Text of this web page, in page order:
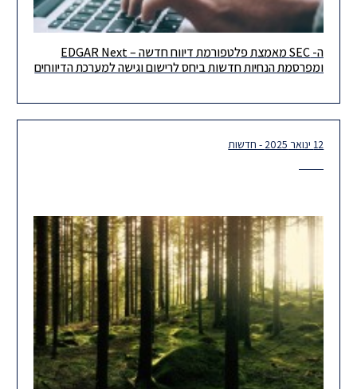
מה חדש? רשות ניירות הערך האמריקאית (ה- SEC) משיקה פלטפורמת
ה- SEC מאמצת פלטפורמת דיווח חדשה – EDGAR Next
ומפרסמת הנחיות חדשות ביחס לרישום וגישה למערכת הדיווחים
12 ינואר 2025 - חדשות